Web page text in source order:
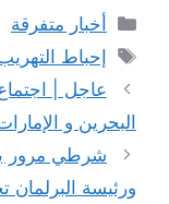
التصنيفات
أخبار متفرقة
الوسوم
إحباط
عاجل |
البحرين و
شرطي مرور
ورئيسة البرلمان